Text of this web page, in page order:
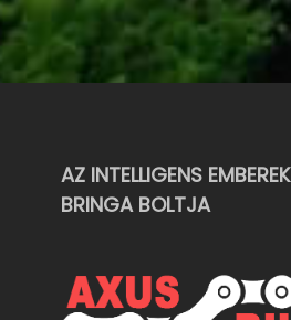
AZ INTELLIGENS EMBEREK
BRINGA BOLTJA